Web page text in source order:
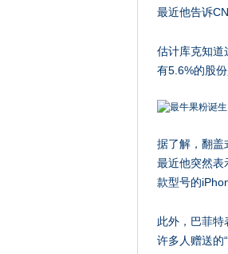
最近他告诉
估计库克知道
有5.6%的股
据了解，翻盖
最近他突然表
款型号的
此外，巴菲
许多人赠送的